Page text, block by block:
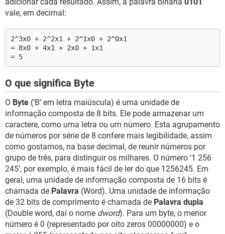
vale, em decimal:
2^3x0 + 2^2x1 + 2^1x0 + 2^0x1
= 8x0 + 4x1 + 2x0 + 1x1
= 5
O que significa Byte
O Byte (‘B’ em letra maiúscula) é uma unidade de
informação composta de 8 bits. Ele pode armazenar um
caractere, como uma letra ou um número. Esta agrupamento
de números por série de 8 confere mais legibilidade, assim
como gostamos, na base decimal, de reunir números por
grupo de três, para distinguir os milhares. O número ‘1 256
245’, por exemplo, é mais fácil de ler do que 1256245. Em
geral, uma unidade de informação composta de 16 bits é
chamada de Palavra (Word). Uma unidade de informação
de 32 bits de comprimento é chamada de Palavra dupla
(Double word, daí o nome dword). Para um byte, o menor
número é 0 (representado por oito zeros 00000000) e o